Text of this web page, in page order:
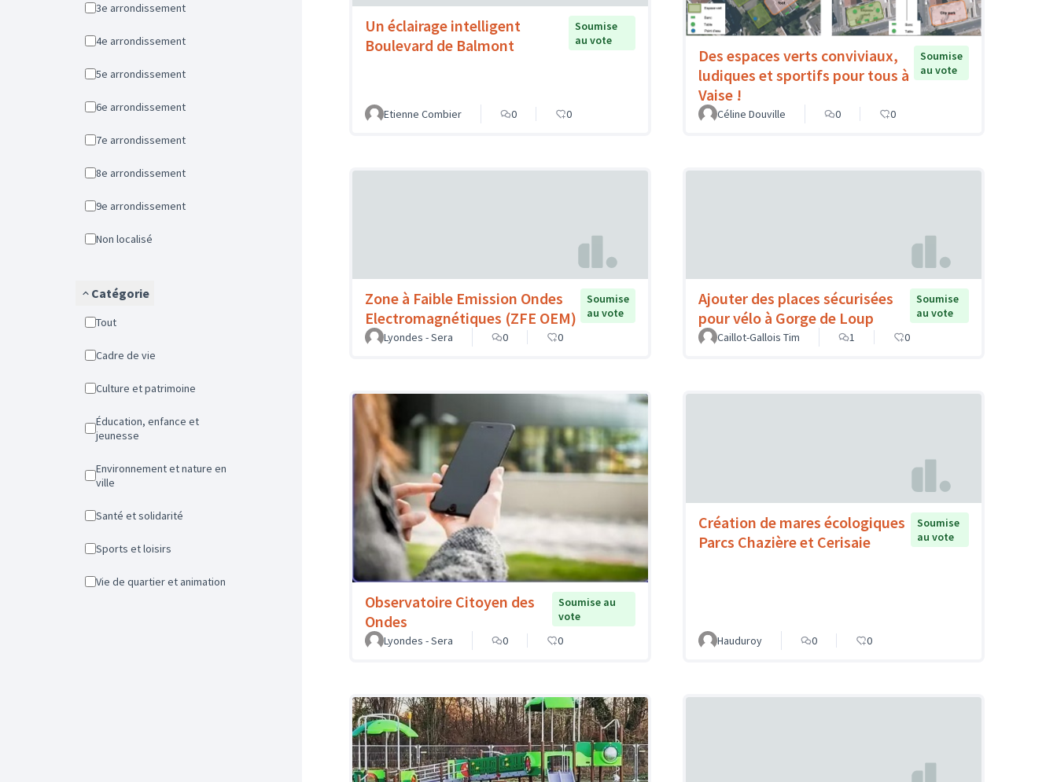
3e arrondissement
4e arrondissement
5e arrondissement
6e arrondissement
7e arrondissement
8e arrondissement
9e arrondissement
Non localisé
Catégorie
Tout
Cadre de vie
Culture et patrimoine
Éducation, enfance et
jeunesse
Environnement et nature en
ville
Santé et solidarité
Sports et loisirs
Vie de quartier et animation
Un éclairage intelligent
Boulevard de Balmont
Soumise
au vote
Etienne Combier 0 0
Des espaces verts conviviaux,
ludiques et sportifs pour tous à
Vaise !
Soumise
au vote
Céline Douville 0 0
Zone à Faible Emission Ondes
Electromagnétiques (ZFE OEM)
Soumise
au vote
Lyondes - Sera
0 0
Ajouter des places sécurisées
pour vélo à Gorge de Loup
Soumise
au vote
Caillot-Gallois Tim
1 0
Observatoire Citoyen des
Ondes
Soumise au
vote
Lyondes - Sera
0 0
Création de mares écologiques
Parcs Chazière et Cerisaie
Soumise
au vote
Hauduroy 0 0